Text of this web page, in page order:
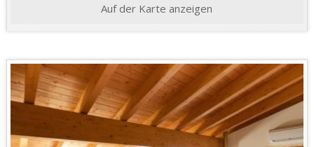
Auf der Karte anzeigen